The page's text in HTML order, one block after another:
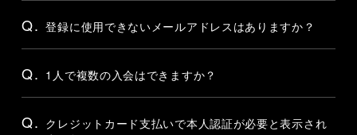
Q. 登録に使用できないメールアドレスはありますか？
Q. 1人で複数の入会はできますか？
Q. クレジットカード支払いで本人認証が必要と表示され